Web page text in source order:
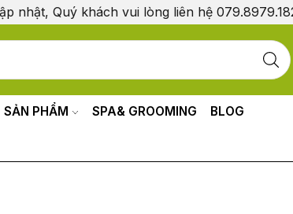
nhật, Quý khách vui lòng liên hệ
SẢN PHẨM SPA& GROOMING BLOG